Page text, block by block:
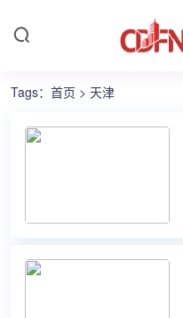
Tags： 首页 > 天津